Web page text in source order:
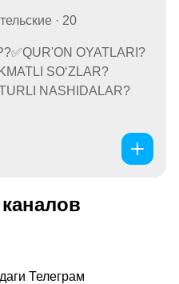
· 20
OYATLARI?
SO‘ZLAR?
NASHIDALAR?
Телеграм